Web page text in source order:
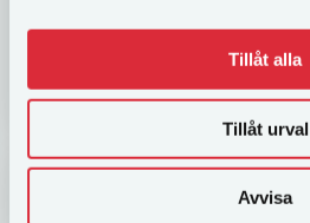
Tillåt alla
Tillåt urval
Avvisa